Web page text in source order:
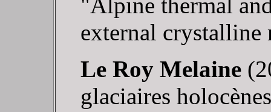
"Alpine thermal
external
Le Roy Melaine
glaciaires